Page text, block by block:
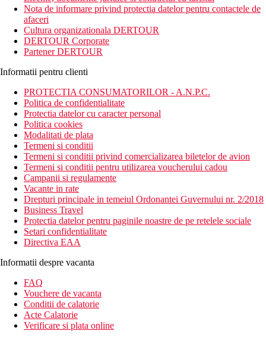
asadar este ideal pentru oricine cauta un loc potrivit pentru o
vacanta linistita. Oaspetii pot utiliza partial serviciile hotelului
sora Defne Star.
Distanta
plaja: 0 m
aeroport: 71 km Antalya
magazine: 0 m
Descrierea camerei
Camera dubla:
aer conditionat central
baie/WC (uscator de par)
TV/Sat.
Sseif
Telefon
TV LCD
minibar (reaprovizionat zilnic cu apa si apa minerala)
prosoape de plaja
balcon
Alte tipuri de camere (daca nu se specifica altfel, camerele au
Descrierea hotelului
Hotelul dispune de:
hol cu ​​receptie
Nota de informare privind protectia datelor pentru contactele de
afaceri
Cultura organizationala DERTOUR
DERTOUR Corporate
Partener DERTOUR
Informatii pentru clienti
PROTECTIA CONSUMATORILOR - A.N.P.C.
Politica de confidentialitate
Protectia datelor cu caracter personal
Politica cookies
Modalitati de plata
Termeni si conditii
Termeni si conditii privind comercializarea biletelor de avion
Termeni si conditii pentru utilizarea voucherului cadou
Campanii si regulamente
Vacante in rate
Drepturi principale in temeiul Ordonantei Guvernului nr. 2/2018
Business Travel
Protectia datelor pentru paginile noastre de pe retelele sociale
Setari confidentialitate
Directiva EAA
Informatii despre vacanta
FAQ
Vouchere de vacanta
Conditii de calatorie
Acte Calatorie
Verificare si plata online